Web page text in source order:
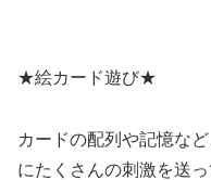
★絵カード遊び★
カードの配列や記憶な
にたくさんの刺激を送っ